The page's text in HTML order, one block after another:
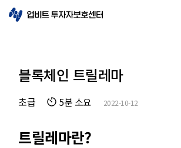
블록체인 트릴레마
초급 5분 소요 2022-10-12
트릴레마란?